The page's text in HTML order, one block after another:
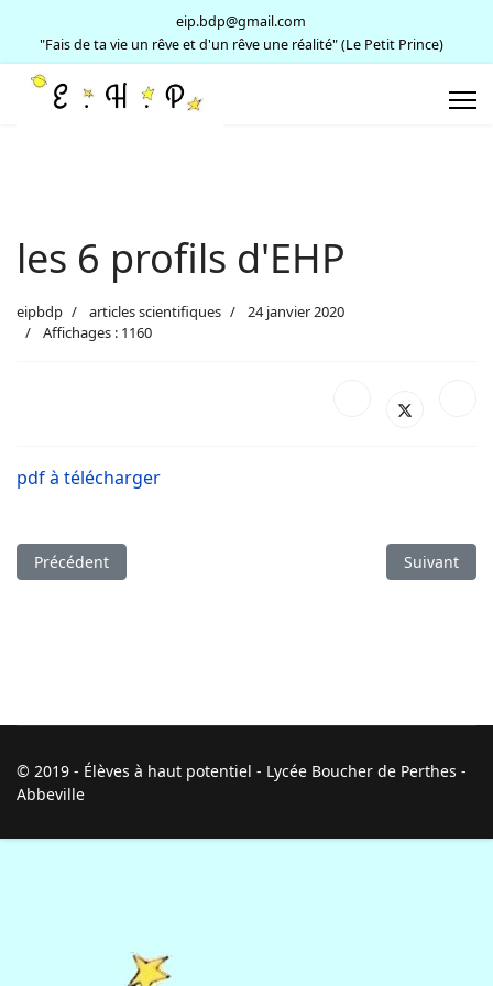
eip.bdp@gmail.com
"Fais de ta vie un rêve et d'un rêve une réalité" (Le Petit Prince)
les 6 profils d'EHP
eipbdp articles scientifiques
24 janvier 2020
Affichages : 1160
pdf à télécharger
Article précédent : Les dyssynchronies des EHP
Précédent Article
Suivant
© 2019 - Élèves à haut potentiel - Lycée Boucher de Perthes -
Abbeville